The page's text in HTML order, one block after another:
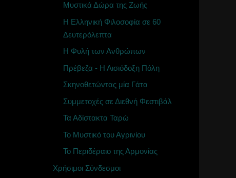
Μυστικά Δώρα της Ζωής
Η Ελληνική Φιλοσοφία σε 60
Δευτερόλεπτα
Η Φυλή των Ανθρώπων
Πρέβεζα - Η Αισιόδοξη Πόλη
Σκηνοθετώντας μία Γάτα
Συμμετοχές σε Διεθνή Φεστιβάλ
Τα Αδίστακτα Ταρώ
Το Μυστικό του Αγρινίου
Το Περιδέραιο της Αρμονίας
Χρήσιμοι Σύνδεσμοι